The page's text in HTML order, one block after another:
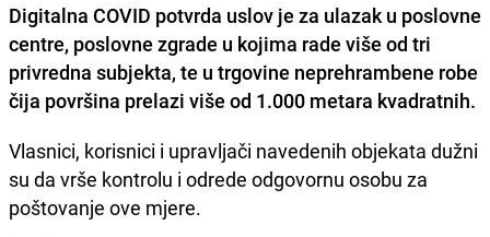
Digitalna COVID potvrda uslov je za ulazak u poslovne
centre, poslovne zgrade u kojima rade više od tri
privredna subjekta, te u trgovine neprehrambene robe
čija površina prelazi više od 1.000 metara kvadratnih.
Vlasnici, korisnici i upravljači navedenih objekata dužni
su da vrše kontrolu i odrede odgovornu osobu za
poštovanje ove mjere.